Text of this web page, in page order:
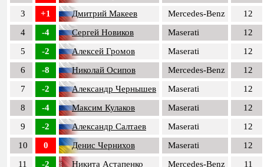
3
+1 Дмитрий Макеев Mercedes-Benz
12
4
-4 Сергей Новиков Maserati
12
5
-2 Алексей Громов Maserati
12
6
-8 Николай Осипов Mercedes-Benz
12
7
-2 Александр Чернышев Maserati
12
8
-4 Максим Кулаков Maserati
12
9
-2 Александр Салтаев Maserati
12
10
0 Денис Чернихов Maserati
12
11
-2 Никита Астапенко Mercedes-Benz
11